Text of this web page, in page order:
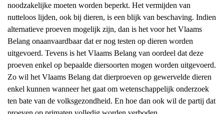
noodzakelijke moeten worden beperkt. Het vermijden van
nutteloos lijden, ook bij dieren, is een blijk van beschaving. Indien
alternatieve proeven mogelijk zijn, dan is het voor het Vlaams
Belang onaanvaardbaar dat er nog testen op dieren worden
uitgevoerd. Tevens is het Vlaams Belang van oordeel dat deze
proeven enkel op bepaalde diersoorten mogen worden uitgevoerd.
Zo wil het Vlaams Belang dat dierproeven op gewervelde dieren
enkel kunnen wanneer het gaat om wetenschappelijk onderzoek
ten bate van de volksgezondheid. En hoe dan ook wil de partij dat